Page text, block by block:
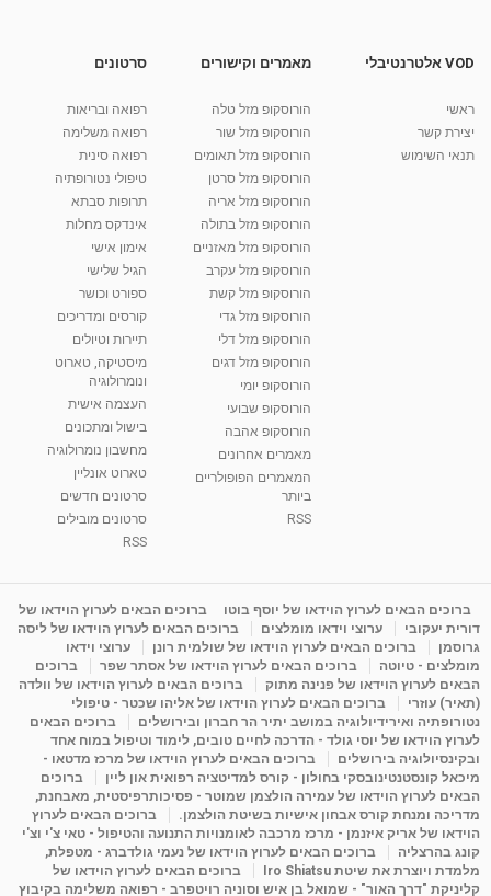
מאת Shahar-vod 4 שנים 1,198 צפיות
10:17
קרין גורן - העוגה המתגלצ’ת ללא קמח
38.5k צפיות
01:37
יוסי שר - מתמחה בשיטת אלכסנדר וטאי צ'י
2,738 צפיות
01:46
רנה רז-גילו -טיפול אנרגטי ויעוץ רוחני - נומרולוגית
2,314 צפיות
05:37
סודות בתאריך הלידה, משמעות חודש הלידה -
ינואר זינה ליבשיץ נומרולוגית
ליסה גרוסמן - המרכז לאימון התנהגותי - קשב
09:12
מדיטציה בדמיון מודרך - היכרות עם האני הפנימי
מאת admin 11 שנים 3,649 צפיות
פנינה מתוק - מרכז "נתיב הלב" בהרצליה-
מדיטציה-התחדשות
Shahar-vod
VOD אלטרנטיבלי
ראשי
יצירת קשר
תנאי השימוש
מאמרים וקישורים
הורוסקופ מזל טלה
הורוסקופ מזל שור
הורוסקופ מזל תאומים
הורוסקופ מזל סרטן
הורוסקופ מזל אריה
הורוסקופ מזל בתולה
הורוסקופ מזל מאזניים
הורוסקופ מזל עקרב
הורוסקופ מזל קשת
הורוסקופ מזל גדי
הורוסקופ מזל דלי
הורוסקופ מזל דגים
הורוסקופ יומי
הורוסקופ שבועי
הורוסקופ אהבה
מאמרים אחרונים
המאמרים הפופולריים
ביותר
RSS
סרטונים
רפואה ובריאות
רפואה משלימה
רפואה סינית
טיפולי נטורופתיה
תרופות סבתא
אינדקס מחלות
אימון אישי
הגיל שלישי
ספורט וכושר
קורסים ומדריכים
תיירות וטיולים
מיסטיקה, טארוט
ונומרולוגיה
העצמה אישית
בישול ומתכונים
מחשבון נומרולוגיה
טארוט אונליין
סרטונים חדשים
סרטונים מובילים
RSS
ברוכים הבאים לערוץ הוידאו של יוסף בוטו
ברוכים הבאים לערוץ הוידאו של
דורית יעקובי
ערוצי וידאו מומלצים
ברוכים הבאים לערוץ הוידאו של ליסה
גרוסמן
ברוכים הבאים לערוץ הוידאו של שולמית רונן
ערוצי וידאו
מומלצים - טיוטה
ברוכים הבאים לערוץ הוידאו של אסתר שפר
ברוכים
הבאים לערוץ הוידאו של פנינה מתוק
ברוכים הבאים לערוץ הוידאו של וולדה
(תאיר) עוזרי
ברוכים הבאים לערוץ הוידאו של אליהו שכטר - טיפולי
נטורופתיה ואירידיולוגיה במושב יתיר הר חברון ובירושלים
ברוכים הבאים
לערוץ הוידאו של יוסי גולד - הדרכה לחיים טובים, לימוד וטיפול במוח אחד
ובקינסיולוגיה בירושלים
ברוכים הבאים לערוץ הוידאו של מרכז מדטאו -
מיכאל קונסטנטינובסקי בחולון - קורס למדיטציה רפואית און ליין
ברוכים
הבאים לערוץ הוידאו של עמירה הולצמן שמוטר - פסיכותרפיסטית, מאבחנת,
מדריכה ומנחת קורס אבחון אישיות בשיטת הולצמן.
ברוכים הבאים לערוץ
הוידאו של אריק איזנמן - מרכז מרכבה לאומנויות התנועה והטיפול - טאי צ'י וצ'י
קונג בהרצליה
ברוכים הבאים לערוץ הוידאו של נעמי גולדברג - מטפלת,
מלמדת ויוצרת את שיטת Iro Shiatsu
ברוכים הבאים לערוץ הוידאו של
קליניקת "דרך האור" - שמואל בן איש וסוניה רויטפרב - רפואה משלימה בקיבוץ